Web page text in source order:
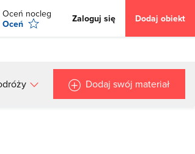
Oceń nocleg
Oceń
Zaloguj się Dodaj obiekt
Dodaj swój materiał